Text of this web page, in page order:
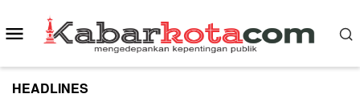
to
content
Mobile
Menu
HEADLINES